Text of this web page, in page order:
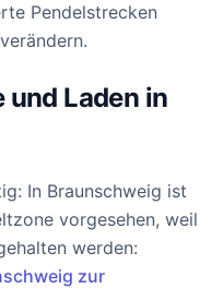
Pendelstrecken
Laden in
In Braunschweig ist
vorgesehen, weil
werden:
zur